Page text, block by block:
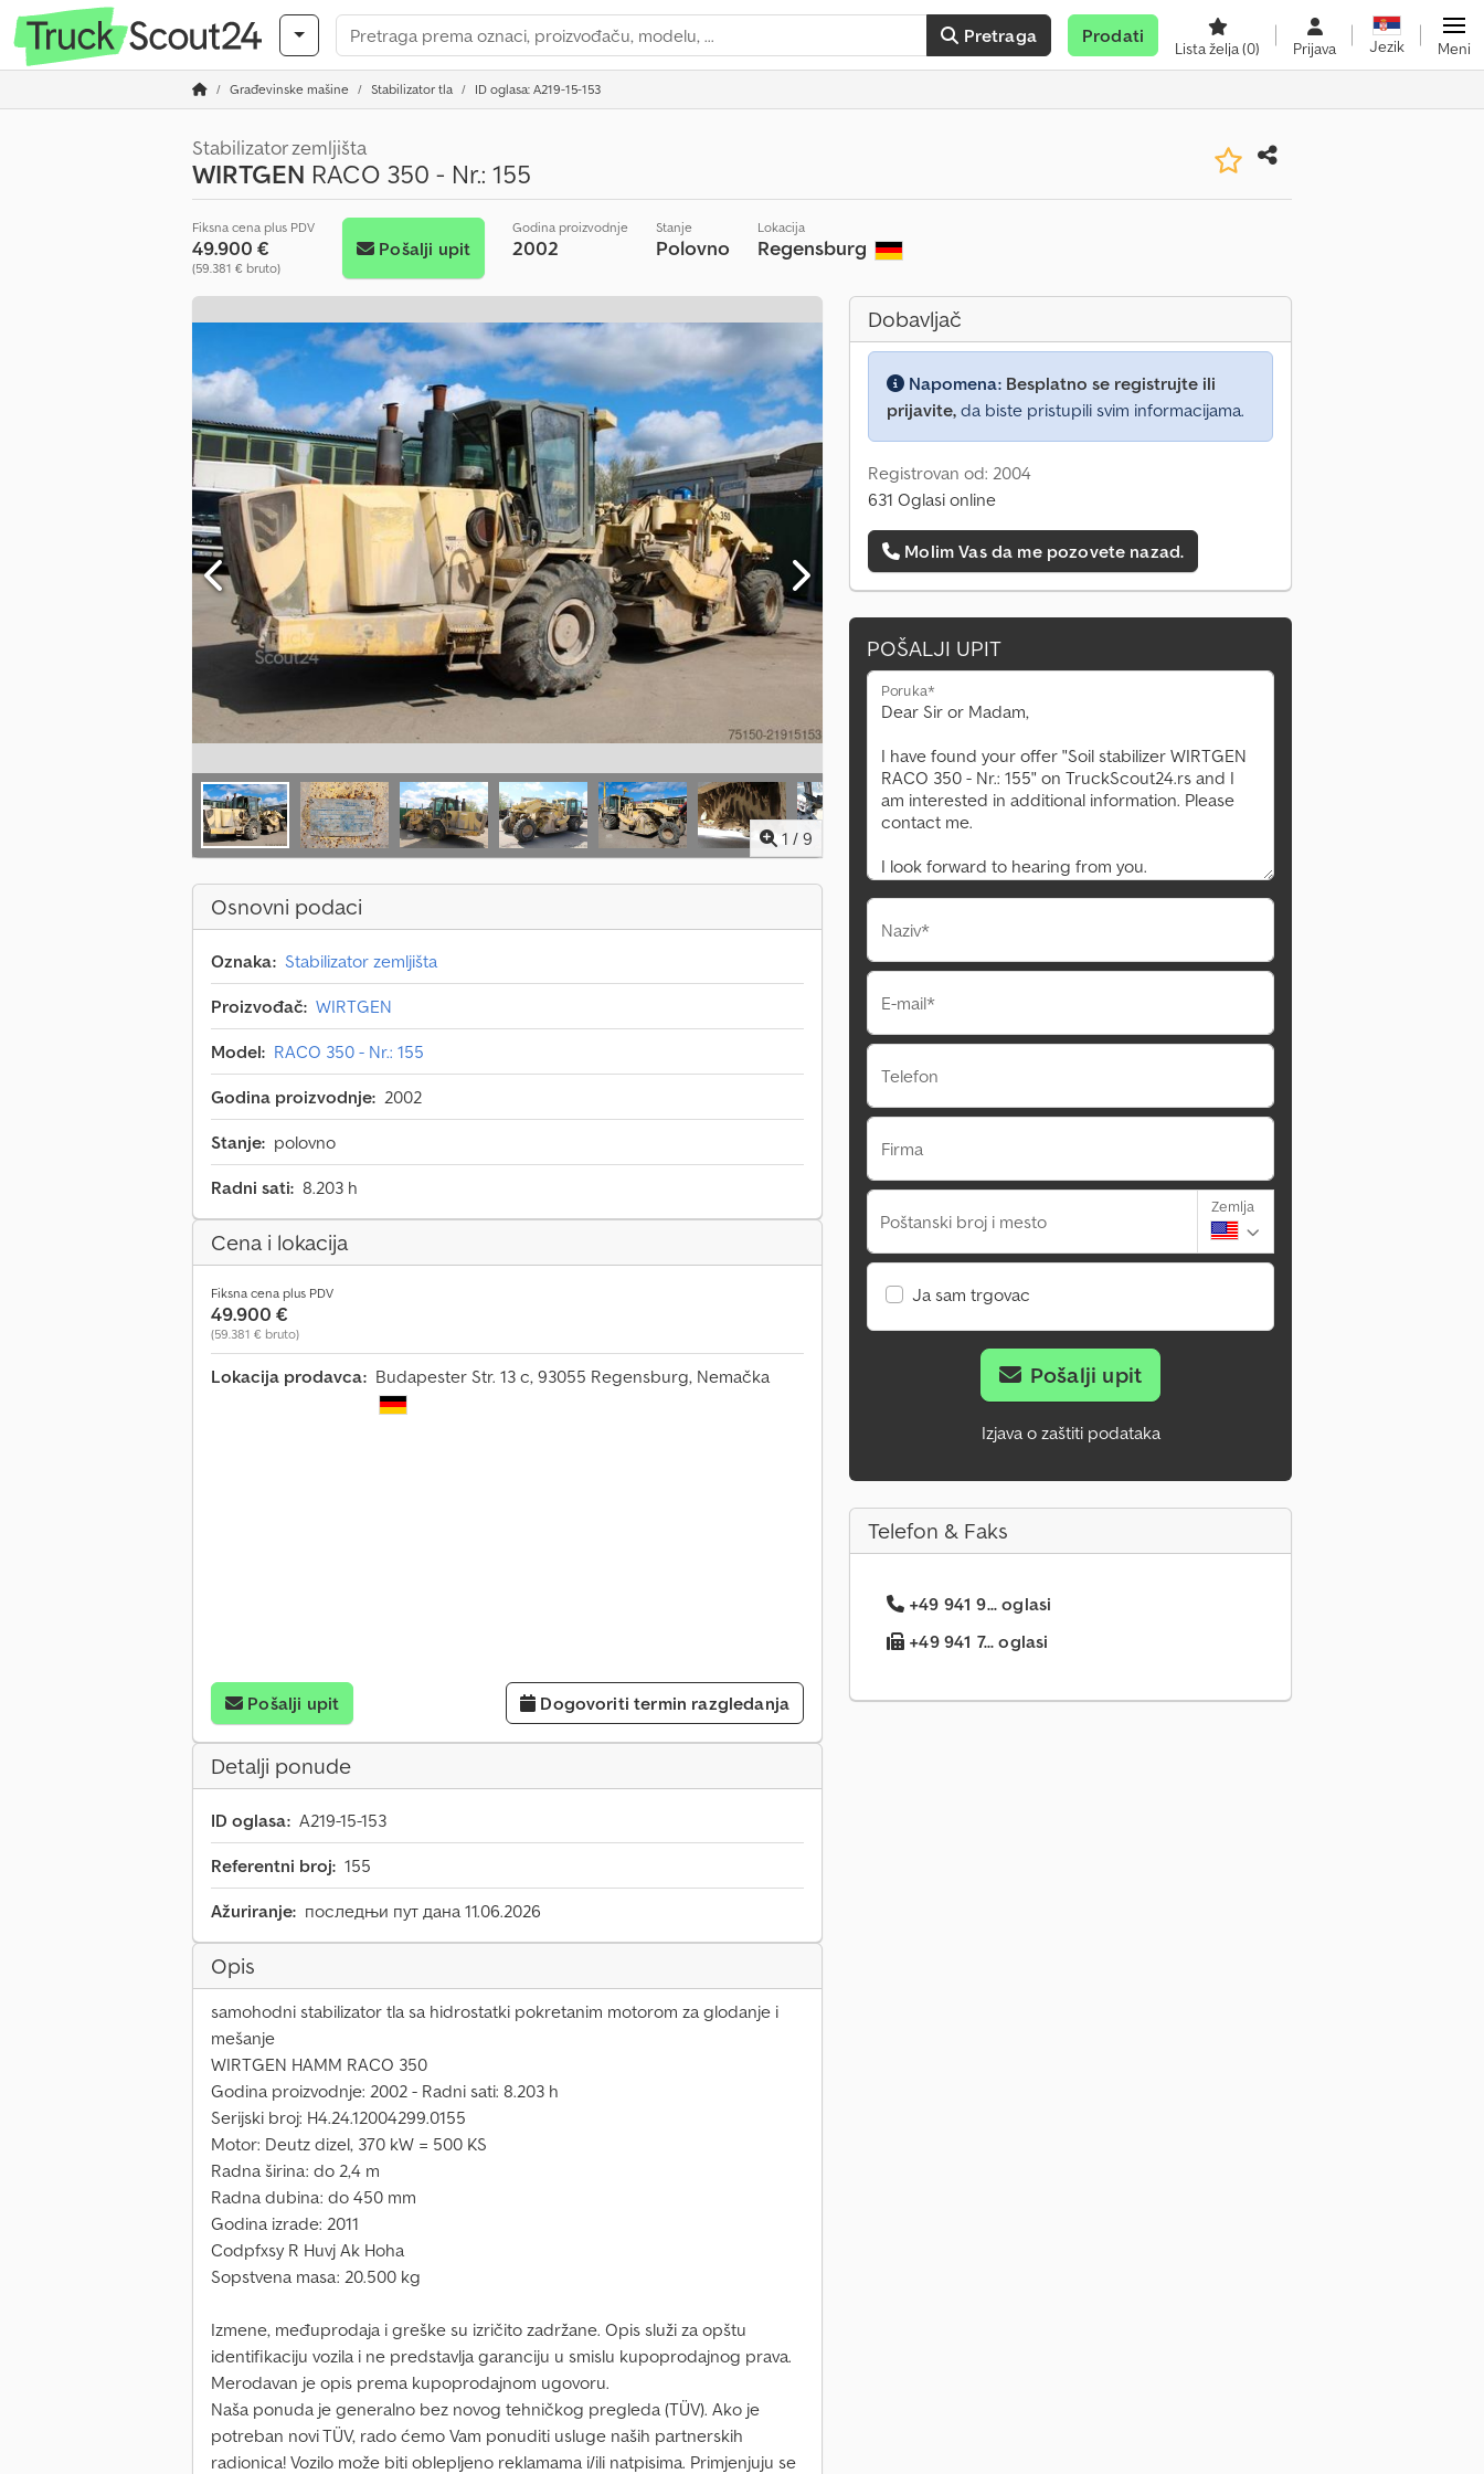
Pretraga Prodati
Lista želja(0) Prijava Jezik Meni
Građevinske mašine Stabilizator tla ID oglasa: A219-15-153
Stabilizator zemljišta
WIRTGEN RACO 350 - Nr.: 155
Fiksna cena plus PDV
49.900 €
(59.381 € bruto)
Pošalji upit
Godina proizvodnje
2002
Stanje
Polovno
Lokacija
Regensburg
1 / 9
Osnovni podaci
Oznaka: Stabilizator zemljišta
Proizvođač: WIRTGEN
Model: RACO 350 - Nr.: 155
Godina proizvodnje: 2002
Stanje: polovno
Radni sati: 8.203 h
Cena i lokacija
Fiksna cena plus PDV
49.900 €
(59.381 € bruto)
Lokacija prodavca: Budapester Str. 13 c, 93055 Regensburg, Nemačka
Pošalji upit Dogovoriti termin razgledanja
Detalji ponude
ID oglasa: A219-15-153
Referentni broj: 155
Ažuriranje: последњи пут дана 11.06.2026
Opis
samohodni stabilizator tla sa hidrostatki pokretanim motorom za glodanje i
mešanje
WIRTGEN HAMM RACO 350
Godina proizvodnje: 2002 - Radni sati: 8.203 h
Serijski broj: H4.24.12004299.0155
Motor: Deutz dizel, 370 kW = 500 KS
Radna širina: do 2,4 m
Radna dubina: do 450 mm
Godina izrade: 2011
Codpfxsy R Huvj Ak Hoha
Sopstvena masa: 20.500 kg
Izmene, međuprodaja i greške su izričito zadržane. Opis služi za opštu
identifikaciju vozila i ne predstavlja garanciju u smislu kupoprodajnog prava.
Merodavan je opis prema kupoprodajnom ugovoru.
Naša ponuda je generalno bez novog tehničkog pregleda (TÜV). Ako je
potreban novi TÜV, rado ćemo Vam ponuditi usluge naših partnerskih
radionica! Vozilo može biti oblepljeno reklamama i/ili natpisima. Primjenjuju se
Dobavljač
Napomena: Besplatno se registrujte ili
prijavite, da biste pristupili svim informacijama.
Registrovan od: 2004
631 Oglasi online
Molim Vas da me pozovete nazad.
POŠALJI UPIT
Poruka*
Naziv*
E-mail*
Telefon
Firma
Poštanski broj i mesto
Zemlja
Ja sam trgovac
Pošalji upit
Izjava o zaštiti podataka
Telefon & Faks
+49 941 9... oglasi
+49 941 7... oglasi